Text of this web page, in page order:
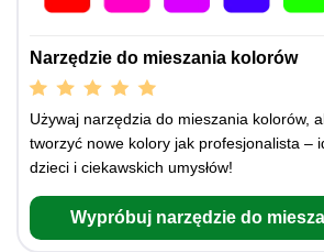
Narzędzie do mieszania kolorów
Używaj narzędzia do mieszania kolorów,
tworzyć nowe kolory jak profesjonalista –
dzieci i ciekawskich umysłów!
Wypróbuj narzędzie do